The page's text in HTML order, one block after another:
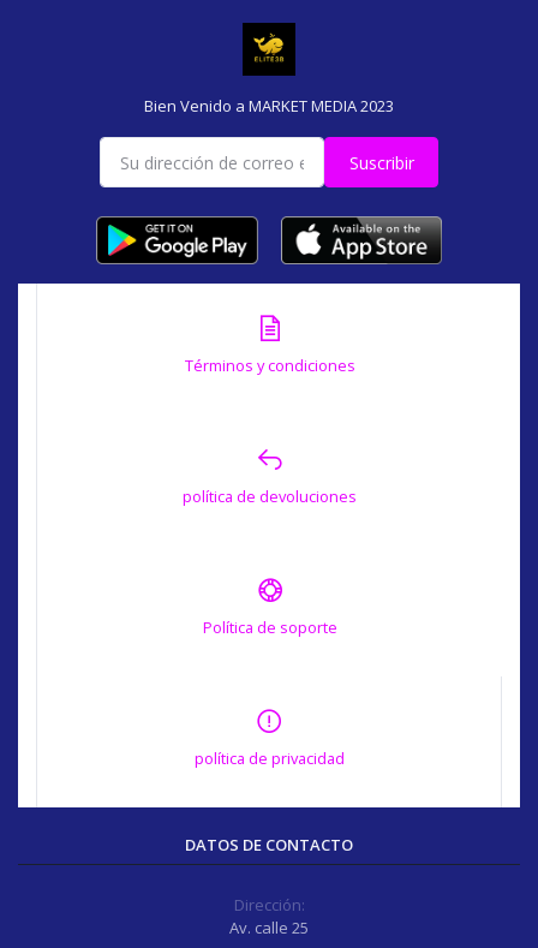
Bien Venido a MARKET MEDIA 2023
Suscribir
Términos y condiciones
política de devoluciones
Política de soporte
política de privacidad
DATOS DE CONTACTO
Dirección:
Av. calle 25